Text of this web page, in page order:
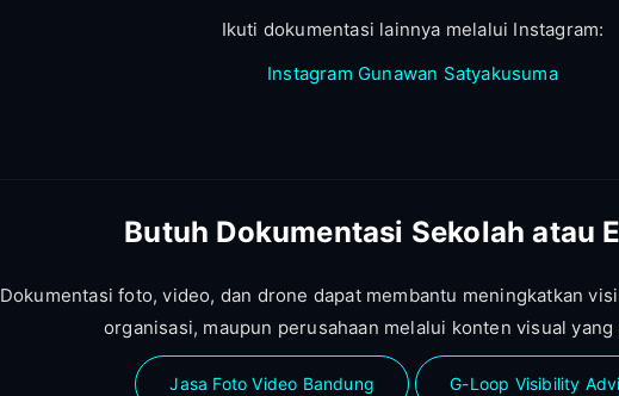
Ikuti dokumentasi lainnya melalui Instagram:
Instagram Gunawan Satyakusuma
Butuh Dokumentasi Sekolah atau
Dokumentasi foto, video, dan drone dapat membantu meningkatkan
organisasi, maupun perusahaan melalui konten visual
Jasa Foto Video Bandung G-Loop Visibility